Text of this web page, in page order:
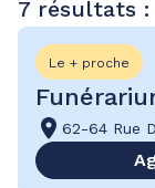
7 résultats :
Le + proche
62-64 Rue